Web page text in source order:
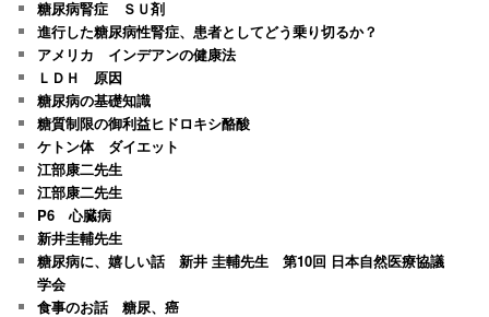
糖尿病腎症 ＳＵ剤
進行した糖尿病性腎症、患者としてどう乗り切るか？
アメリカ インデアンの健康法
ＬＤＨ 原因
糖尿病の基礎知識
糖質制限の御利益ヒドロキシ酪酸
ケトン体 ダイエット
江部康二先生
江部康二先生
P6 心臓病
新井圭輔先生
糖尿病に、嬉しい話 新井 圭輔先生 第10回 日本自然医療協議
学会
食事のお話 糖尿、癌